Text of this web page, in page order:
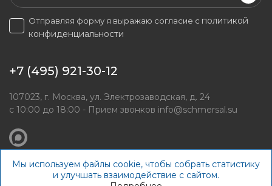
Отправляя форму я выражаю согласие с политикой
конфиденциальности
+7 (495) 921-30-12
107023, г. Москва, ул. Электрозаводская, д. 24
с 10:00 до 18:00 - Прием звонков info@schmersal.su
© schmersal.su, 2026
Мы используем файлы cookie, чтобы собрать статистику
и улучшать взаимодействие с сайтом.